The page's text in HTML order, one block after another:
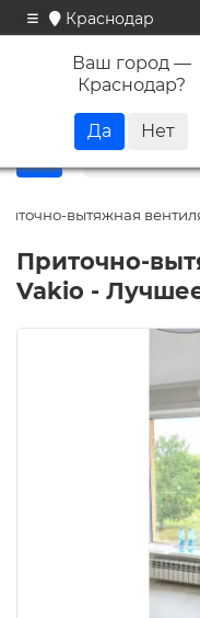
Краснодар
Ваш город —
Краснодар?
вытяжная
Приточно-
Vakio -